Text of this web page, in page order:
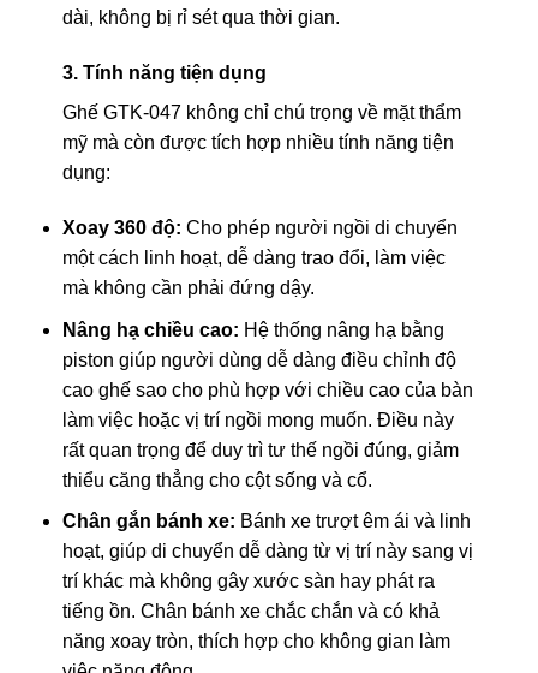
dài, không bị rỉ sét qua thời gian.
3. Tính năng tiện dụng
Ghế GTK-047 không chỉ chú trọng về mặt thẩm
mỹ mà còn được tích hợp nhiều tính năng tiện
dụng:
Xoay 360 độ: Cho phép người ngồi di chuyển
một cách linh hoạt, dễ dàng trao đổi, làm việc
mà không cần phải đứng dậy.
Nâng hạ chiều cao: Hệ thống nâng hạ bằng
piston giúp người dùng dễ dàng điều chỉnh độ
cao ghế sao cho phù hợp với chiều cao của bàn
làm việc hoặc vị trí ngồi mong muốn. Điều này
rất quan trọng để duy trì tư thế ngồi đúng, giảm
thiểu căng thẳng cho cột sống và cổ.
Chân gắn bánh xe: Bánh xe trượt êm ái và linh
hoạt, giúp di chuyển dễ dàng từ vị trí này sang vị
trí khác mà không gây xước sàn hay phát ra
tiếng ồn. Chân bánh xe chắc chắn và có khả
năng xoay tròn, thích hợp cho không gian làm